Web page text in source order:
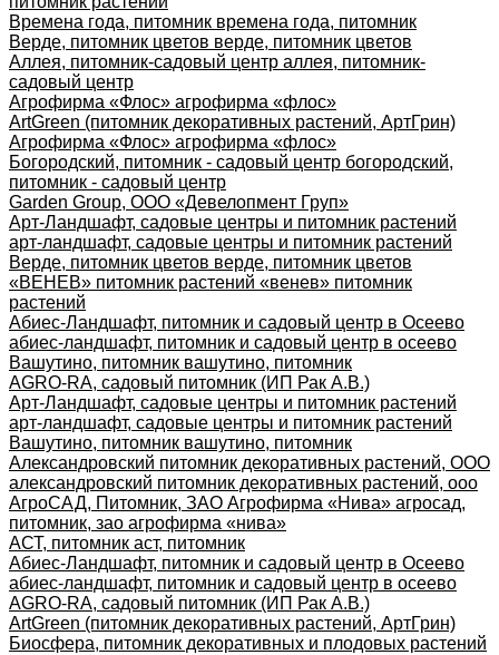
Времена года, питомник времена года, питомник
Верде, питомник цветов верде, питомник цветов
Аллея, питомник-садовый центр аллея, питомник-
садовый центр
Агрофирма «Флос» агрофирма «флос»
ArtGreen (питомник декоративных растений, АртГрин)
Агрофирма «Флос» агрофирма «флос»
Богородский, питомник - садовый центр богородский,
питомник - садовый центр
Garden Group, ООО «Девелопмент Груп»
Арт-Ландшафт, садовые центры и питомник растений
арт-ландшафт, садовые центры и питомник растений
Верде, питомник цветов верде, питомник цветов
«ВЕНЕВ» питомник растений «венев» питомник
растений
Абиес-Ландшафт, питомник и садовый центр в Осеево
абиес-ландшафт, питомник и садовый центр в осеево
Вашутино, питомник вашутино, питомник
AGRO-RA, садовый питомник (ИП Рак А.В.)
Арт-Ландшафт, садовые центры и питомник растений
арт-ландшафт, садовые центры и питомник растений
Вашутино, питомник вашутино, питомник
Александровский питомник декоративных растений, ООО
александровский питомник декоративных растений, ооо
АгроСАД, Питомник, ЗАО Агрофирма «Нива» агросад,
питомник, зао агрофирма «нива»
АСТ, питомник аст, питомник
Абиес-Ландшафт, питомник и садовый центр в Осеево
абиес-ландшафт, питомник и садовый центр в осеево
AGRO-RA, садовый питомник (ИП Рак А.В.)
ArtGreen (питомник декоративных растений, АртГрин)
Биосфера, питомник декоративных и плодовых растений